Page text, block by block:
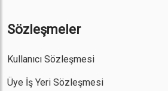
Sözleşmeler
Kullanıcı Sözleşmesi
Üye İş Yeri Sözleşmesi